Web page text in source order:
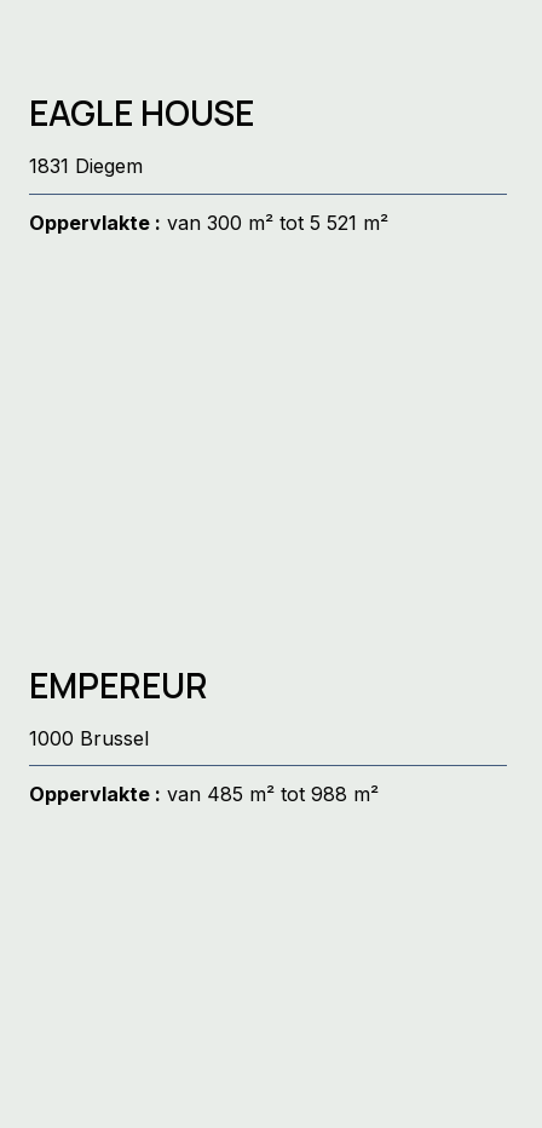
EAGLE HOUSE
1831 Diegem
Oppervlakte : van 300 m² tot 5 521 m²
EMPEREUR
1000 Brussel
Oppervlakte : van 485 m² tot 988 m²